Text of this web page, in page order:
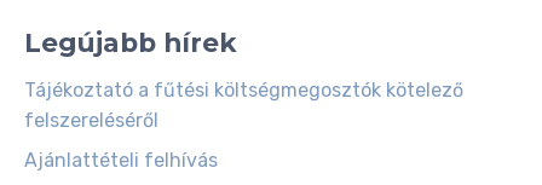
Legújabb hírek
Tájékoztató a fűtési költségmegosztók kötelező
felszereléséről
Ajánlattételi felhívás